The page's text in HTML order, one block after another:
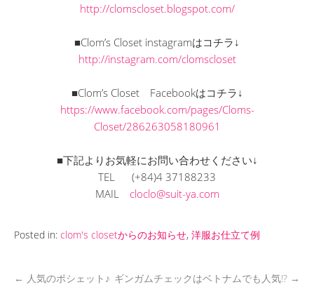
http://clomscloset.blogspot.com/
■Clom’s Closet instagramはコチラ↓
http://instagram.com/clomscloset
■Clom’s Closet Facebookはコチラ↓
https://www.facebook.com/pages/Cloms-
Closet/286263058180961
■下記よりお気軽にお問い合わせください↓
TEL (+84)4 37188233
MAIL cloclo@suit-ya.com
Posted in: clom's closetからのお知らせ, 洋服お仕立て例
← 人気のポシェット♪ ギンガムチェックはベトナムでも人気!? →